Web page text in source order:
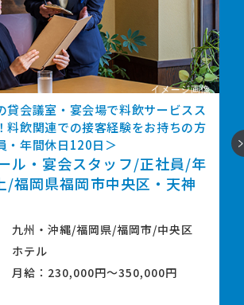
会議室・宴会場で料飲サービスス
料飲関連での接客経験をお持ちの方
・年間休日120日＞
ル・宴会スタッフ/正社員/年
/福岡県福岡市中央区・天神
九州・沖縄/福岡県/福岡市/中央区
ホテル
月給：230,000円～350,000円
次